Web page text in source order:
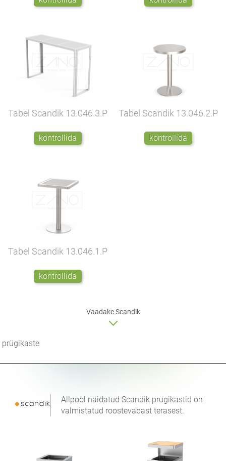
Tabel Scandik 13.046.3.P
kontrollida
Tabel Scandik 13.046.2.P
kontrollida
Tabel Scandik 13.046.1.P
kontrollida
Vaadake Scandik
prügikaste
Allpool näidatud Scandik prügikastid on
valmistatud roostevabast terasest.